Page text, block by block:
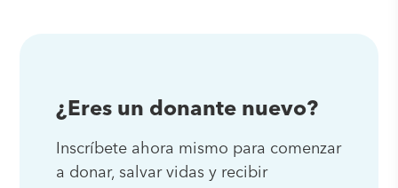
¿Eres un donante nuevo?
Inscríbete ahora mismo para comenzar
a donar, salvar vidas y recibir